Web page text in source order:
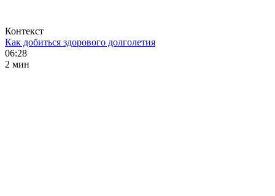
Контекст
Как добиться здорового долголетия
06:28
2 мин